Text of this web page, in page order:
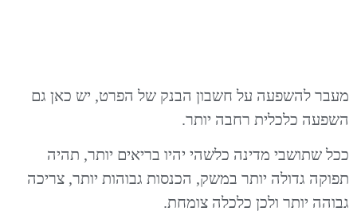
מעבר להשפעה על חשבון הבנק של הפרט, יש כאן גם
השפעה כלכלית רחבה יותר.
ככל שתושבי מדינה כלשהי יהיו בריאים יותר, תהיה
תפוקה גדולה יותר במשק, הכנסות גבוהות יותר, צריכה
גבוהה יותר ולכן כלכלה צומחת.